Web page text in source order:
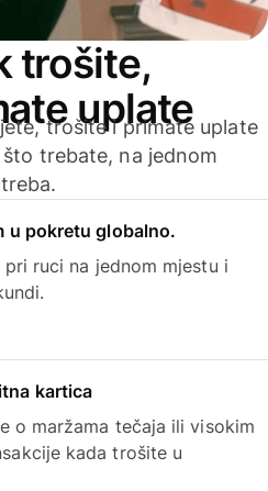
trošite,
uplate
trošite i primate uplate
trebate, na jednom
u pokretu globalno.
ruci na jednom mjestu i
kartica
o maržama tečaja ili visokim
kada trošite u